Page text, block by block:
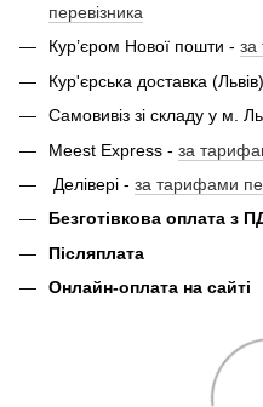
перевізника
Кур’єром Нової пошти - за
Кур'єрська доставка
Самовивіз зі складу у м.
Meest Express - за
Делівері - за тарифами
Безготівкова оплата з
Післяплата
Онлайн-оплата на сайті